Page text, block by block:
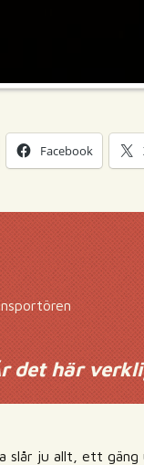
Facebook
det här
slår ju allt, ett gäng